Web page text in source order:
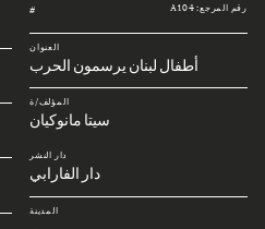
رقم المرجع: A104 #
العنوان
أطفال لبنان يرسمون الحرب
المؤلف/ة
سيتا مانوكيان
دار النشر
دار الفارابي
المدينة